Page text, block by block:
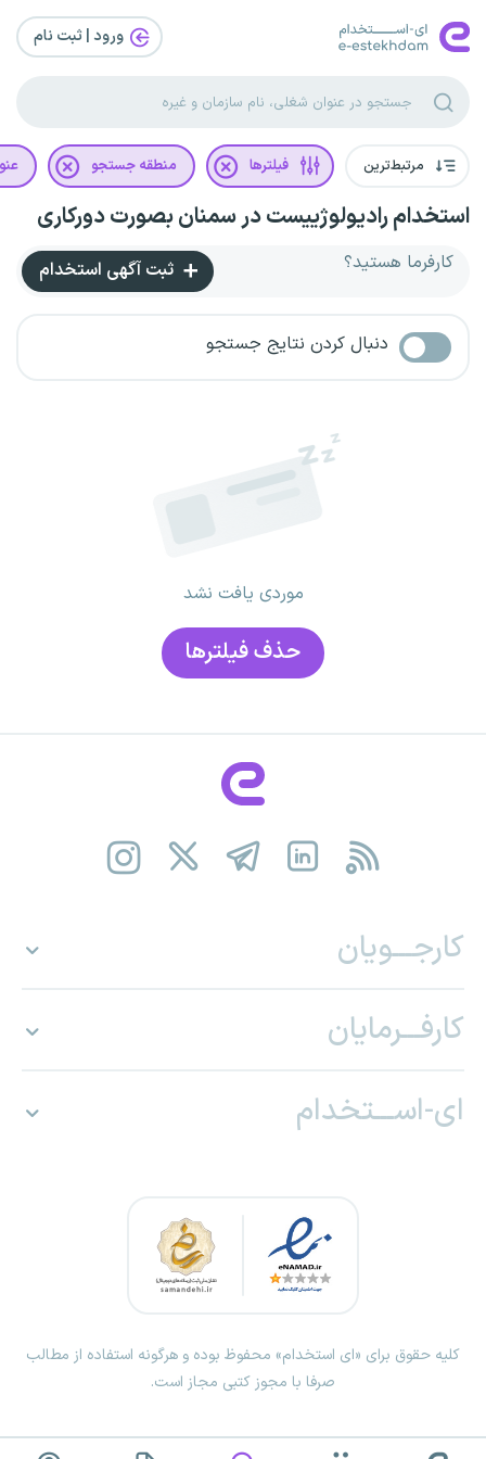
ورود | ثبت‌ نام
مرتبط‌ترین فیلترها منطقه جستجو
استخدام رادیولوژییست در سمنان بصورت دورکاری
کارفرما هستید؟ ثبت آگهی استخدام
دنبال کردن نتایج جستجو
موردی یافت نشد
حذف فیلتر‌ها
کارجـــویان
کارفـــرمایان
ای-اســـتخدام
کلیه حقوق برای «ای استخدام» محفوظ بوده و هرگونه استفاده از مطالب
صرفا با مجوز کتبی مجاز است.